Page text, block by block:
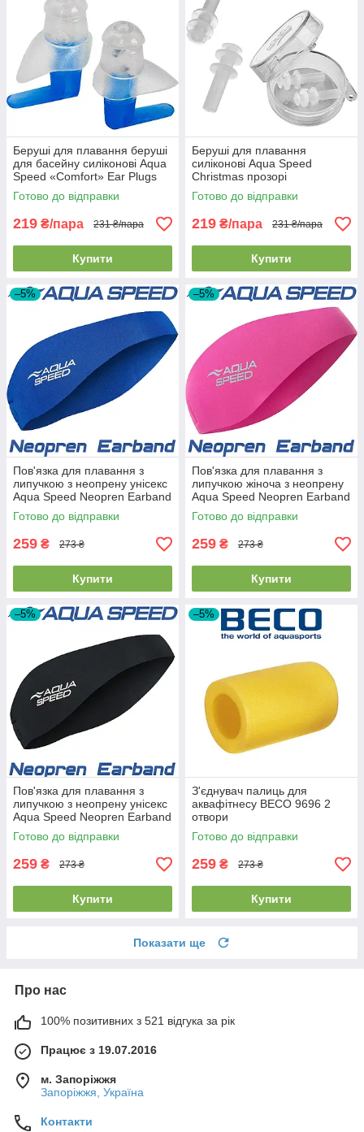
Беруші для плавання беруші
для басейну силіконові Aqua
Speed «Comfort» Ear Plugs
прозорі
Готово до відправки
219 ₴/пара 231 ₴/пара
Купити
Беруші для плавання
силіконові Aqua Speed
Christmas прозорі
Готово до відправки
219 ₴/пара 231 ₴/пара
Купити
–5%
Пов'язка для плавання з
липучкою з неопрену унісекс
Aqua Speed Neopren Earband
Blue синя
Готово до відправки
259 ₴ 273 ₴
Купити
–5%
Пов'язка для плавання з
липучкою жіноча з неопрену
Aqua Speed Neopren Earband
Pink рожева
Готово до відправки
259 ₴ 273 ₴
Купити
–5%
Пов'язка для плавання з
липучкою з неопрену унісекс
Aqua Speed Neopren Earband
Black чорна
Готово до відправки
259 ₴ 273 ₴
Купити
–5%
З'єднувач палиць для
аквафітнесу BECO 9696 2
отвори
Готово до відправки
259 ₴ 273 ₴
Купити
Показати ще
Про нас
100% позитивних з 521 відгука за рік
Працює з 19.07.2016
м. Запоріжжя
Запоріжжя, Україна
Контакти